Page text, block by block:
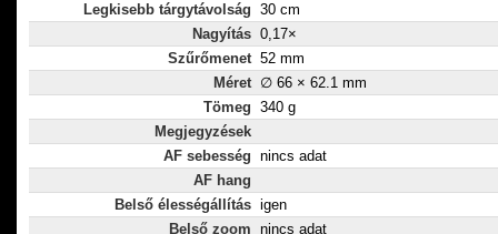
Legkisebb tárgytávolság 30 cm
Nagyítás 0,17×
Szűrőmenet 52 mm
Méret ∅ 66 × 62.1 mm
Tömeg 340 g
Megjegyzések
AF sebesség nincs adat
AF hang
Belső élességállítás igen
Belső zoom nincs adat